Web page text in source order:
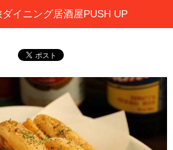
イニング居酒屋PUSH UP